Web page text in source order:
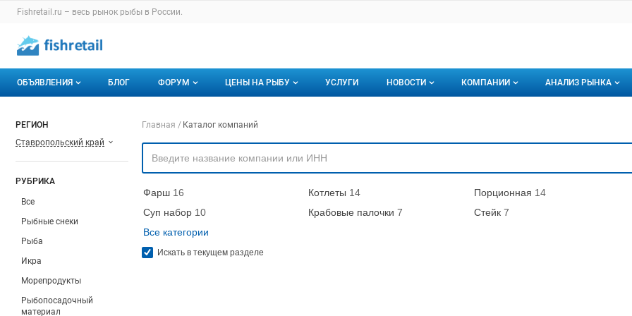
Раздел навигации по сайту fishretail.ru
Fishretail.ru – весь рынок рыбы в России.
Авторизация и меню пользователя
Навигация по разделам сайта fishretail.ru
ОБЪЯВЛЕНИЯ
Горячее предложение
БЛОГ ФОРУМ
Избранные
С моим участием
ЦЕНЫ НА РЫБУ
Актуальные мониторинги
Динамика цен
УСЛУГИ НОВОСТИ КОМПАНИИ
О каталоге компаний
Премиум размещение
АНАЛИЗ РЫНКА
Подписаться на
РЕГИОН
Ставропольский край
РУБРИКА
Все
Рыбные снеки
Рыба
Икра
Морепродукты
Рыбопосадочный
материал
Навигация по компаниям
Главная Каталог компаний
Фарш 16 Котлеты 14 Порционная 14
Суп набор 10 Крабовые палочки 7 Стейк 7
Все категории
Искать в текущем разделе